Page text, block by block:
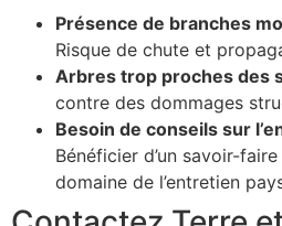
Présence de branches
Risque de chute et
Arbres trop proches des
contre des dommages
Besoin de conseils sur
Bénéficier d’un savoir-
domaine de l’entretien